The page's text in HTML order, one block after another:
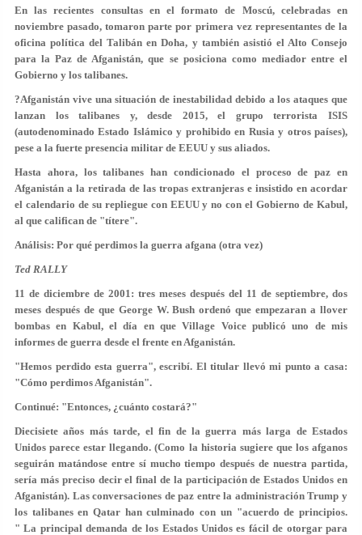
En las recientes consultas en el formato de Moscú, celebradas en
noviembre pasado, tomaron parte por primera vez representantes de la
oficina política del Talibán en Doha, y también asistió el Alto Consejo
para la Paz de Afganistán, que se posiciona como mediador entre el
Gobierno y los talibanes.
?Afganistán vive una situación de inestabilidad debido a los ataques que
lanzan los talibanes y, desde 2015, el grupo terrorista ISIS
(autodenominado Estado Islámico y prohibido en Rusia y otros países),
pese a la fuerte presencia militar de EEUU y sus aliados.
Hasta ahora, los talibanes han condicionado el proceso de paz en
Afganistán a la retirada de las tropas extranjeras e insistido en acordar
el calendario de su repliegue con EEUU y no con el Gobierno de Kabul,
al que califican de "títere".
Análisis: Por qué perdimos la guerra afgana (otra vez)
Ted RALLY
11 de diciembre de 2001: tres meses después del 11 de septiembre, dos
meses después de que George W. Bush ordenó que empezaran a llover
bombas en Kabul, el día en que Village Voice publicó uno de mis
informes de guerra desde el frente en Afganistán.
"Hemos perdido esta guerra", escribí. El titular llevó mi punto a casa:
"Cómo perdimos Afganistán".
Continué: "Entonces, ¿cuánto costará?"
Diecisiete años más tarde, el fin de la guerra más larga de Estados
Unidos parece estar llegando. (Como la historia sugiere que los afganos
seguirán matándose entre sí mucho tiempo después de nuestra partida,
sería más preciso decir el final de la participación de Estados Unidos en
Afganistán). Las conversaciones de paz entre la administración Trump y
los talibanes en Qatar han culminado con un "acuerdo de principios.
" La principal demanda de los Estados Unidos es fácil de otorgar para